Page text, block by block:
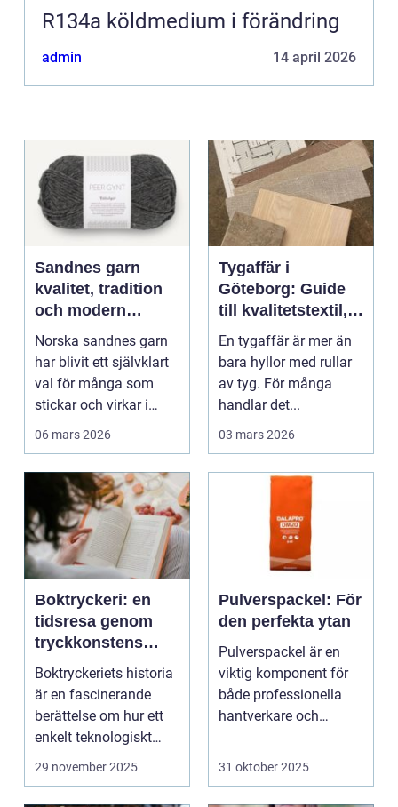
R134a köldmedium i förändring
admin 14 april 2026
Sandnes garn
kvalitet, tradition
och modern
stickglädje
Norska sandnes garn
har blivit ett självklart
val för många som
stickar och virkar i
Sverige. Kombin...
06 mars 2026
Tygaffär i
Göteborg: Guide
till kvalitetstextil,
sömnad och
inredning
En tygaffär är mer än
bara hyllor med rullar
av tyg. För många
handlar det...
03 mars 2026
Boktryckeri: en
tidsresa genom
tryckkonstens
värld
Boktryckeriets historia
är en fascinerande
berättelse om hur ett
enkelt teknologiskt
genom...
29 november 2025
Pulverspackel: För
den perfekta ytan
Pulverspackel är en
viktig komponent för
både professionella
hantverkare och
31 oktober 2025